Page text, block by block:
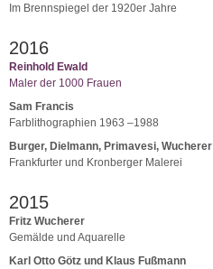
Im Brennspiegel der 1920er Jahre
2016
Reinhold Ewald
Maler der 1000 Frauen
Sam Francis
Farblithographien 1963 –1988
Burger, Dielmann, Primavesi, Wucherer
Frankfurter und Kronberger Malerei
2015
Fritz Wucherer
Gemälde und Aquarelle
Karl Otto Götz und Klaus Fußmann